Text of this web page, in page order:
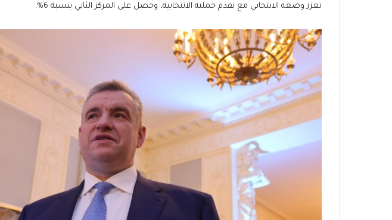
تعزز وضعه الانتخابي مع تقدم حملته الانتخابية، وحصل على المركز الثاني بنسبة 6%.